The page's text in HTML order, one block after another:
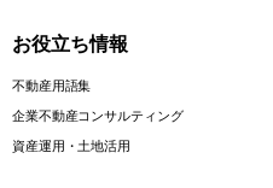
お役立ち情報
不動産用語集
企業不動産コンサルティング
資産運用・土地活用